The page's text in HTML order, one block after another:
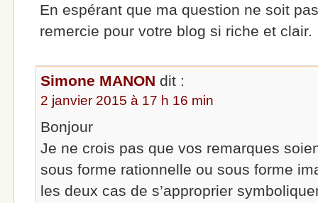
En espérant que ma question ne soit
remercie pour votre blog si riche et clair.
Simone MANON dit :
2 janvier 2015 à 17 h 16 min
Bonjour
Je ne crois pas que vos remarques
sous forme rationnelle ou sous forme
les deux cas de s’approprier